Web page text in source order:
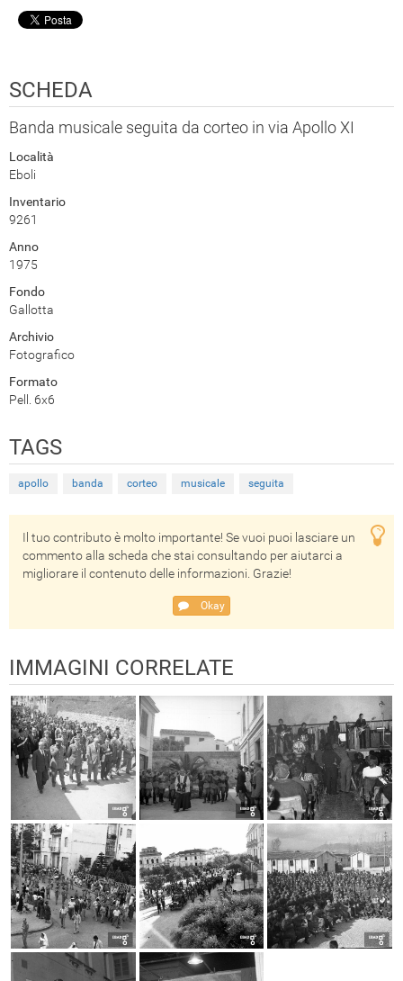
SCHEDA
Banda musicale seguita da corteo in via Apollo XI
Località
Eboli
Inventario
9261
Anno
1975
Fondo
Gallotta
Archivio
Fotografico
Formato
Pell. 6x6
TAGS
apollo banda corteo musicale seguita
Il tuo contributo è molto importante! Se vuoi puoi lasciare un
commento alla scheda che stai consultando per aiutarci a
migliorare il contenuto delle informazioni. Grazie!
Okay
IMMAGINI CORRELATE